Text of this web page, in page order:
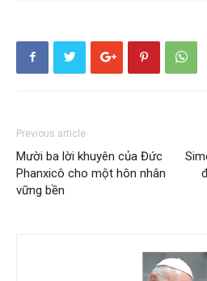
Previous article
Mười ba lời khuyên của Đức
Phanxicô cho một hôn nhân
vững bền